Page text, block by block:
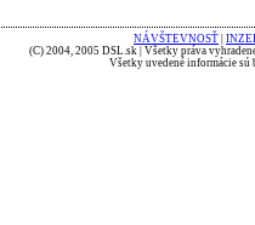
NÁVŠTEVNOSŤ
(C) 2004, 2005 DSL.sk | Všetky práva
Všetky uvedené informácie sú